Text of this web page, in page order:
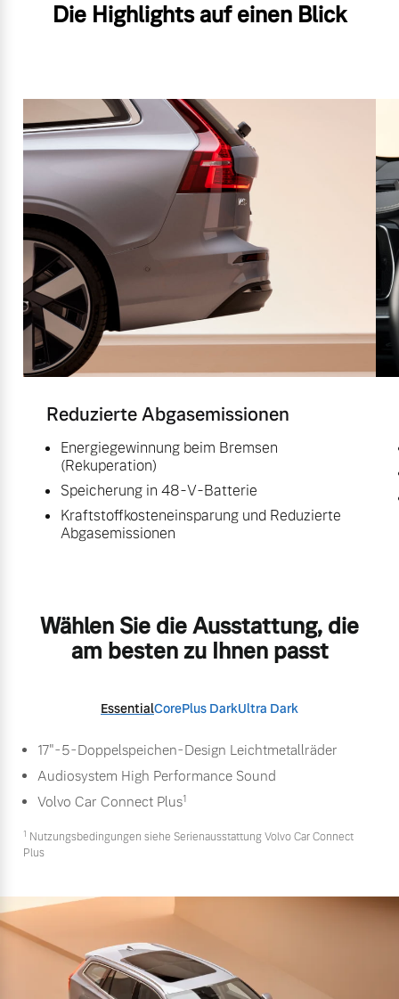
Die Highlights auf einen Blick
Reduzierte Abgasemissionen
Energiegewinnung beim Bremsen
(Rekuperation)
Speicherung in 48-V-Batterie
Kraftstoffkosteneinsparung und Reduzierte
Abgasemissionen
Wählen Sie die Ausstattung, die
am besten zu Ihnen passt
EssentialCorePlus DarkUltra Dark
17"-5-Doppelspeichen-Design Leichtmetallräder
Audiosystem High Performance Sound
Volvo Car Connect Plus1
1 Nutzungsbedingungen siehe Serienausstattung Volvo Car Connect
Plus